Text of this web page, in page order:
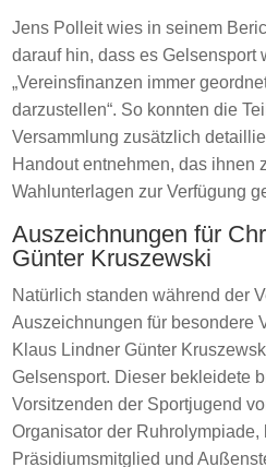
Jens Polleit wies in seinem
darauf hin, dass es Gelsensport
„Vereinsfinanzen immer
darzustellen“. So konnten die
Versammlung zusätzlich
Handout entnehmen, das ihnen
Wahlunterlagen zur Verfügung
Auszeichnungen für
Günter Kruszewski
Natürlich standen während der
Auszeichnungen für besondere
Klaus Lindner Günter
Gelsensport. Dieser bekleidete
Vorsitzenden der Sportjugend
Organisator der Ruhrolympiade,
Präsidiumsmitglied und